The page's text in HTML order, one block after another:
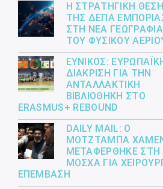
Η ΣΤΡΑΤΗΓΙΚΉ ΘΈΣΗ
ΤΗΣ ΔΕΠΑ
ΣΤΗ ΝΈΑ ΓΕΩΓΡΑΦΊΑ
ΤΟΥ ΦΥΣΙΚΟΎ
ΕΎΝΙΚΟΣ:
ΔΙΆΚΡΙΣΗ ΓΙΑ ΤΗΝ
ΑΝΤΑΛΛΑΚΤΙΚΉ
ΒΙΒΛΙΟΘΉΚΗ ΣΤΟ
ERASMUS+ REBOUND
DAILY MAIL: Ο
ΜΟΤΖΤΆΜΠΑ
ΜΕΤΑΦΈΡΘΗΚΕ ΣΤΗ
ΜΌΣΧΑ ΓΙΑ
ΕΠΈΜΒΑΣΗ